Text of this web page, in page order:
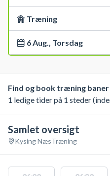
Træning
6 Aug., Torsdag
Find og book træning
1 ledige tider på 1 steder
Samlet oversigt
Kysing NæsTræning